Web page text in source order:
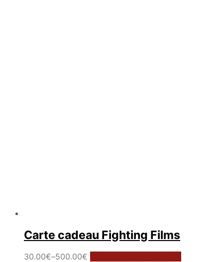
Carte cadeau Fighting Films
30.00€–500.00€